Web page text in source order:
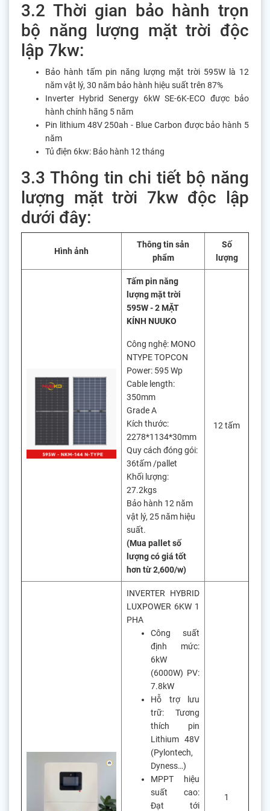
3.2 Thời gian bảo hành trọn
bộ năng lượng mặt trời độc
lập 7kw:
Bảo hành tấm pin năng lượng mặt trời 595W là 12
năm vật lý, 30 năm bảo hành hiệu suất trên 87%
Inverter Hybrid Senergy 6kW SE-6K-ECO được bảo
hành chính hãng 5 năm
Pin lithium 48V 250ah - Blue Carbon được bảo hành 5
năm
Tủ điện 6kw: Bảo hành 12 tháng
3.3 Thông tin chi tiết bộ năng
lượng mặt trời 7kw độc lập
dưới đây:
Hình ảnh
Thông tin sản
phẩm
Số
lượng
Tấm pin năng
lượng mặt trời
595W - 2 MẶT
KÍNH NUUKO
Công nghệ: MONO
NTYPE TOPCON
Power: 595 Wp
Cable length:
350mm
Grade A
Kích thước:
2278*1134*30mm
Quy cách đóng gói:
36tấm /pallet
Khối lượng:
27.2kgs
Bảo hành 12 năm
vật lý, 25 năm hiệu
suất.
(Mua pallet số
lượng có giá tốt
hơn từ 2,600/w)
12 tấm
INVERTER HYBRID
LUXPOWER 6KW 1
PHA
Công suất
định mức:
6kW
(6000W) PV:
7.8kW
Hỗ trợ lưu
trữ: Tương
thích pin
Lithium 48V
(Pylontech,
Dyness…)
MPPT hiệu
suất cao:
Đạt tới
1